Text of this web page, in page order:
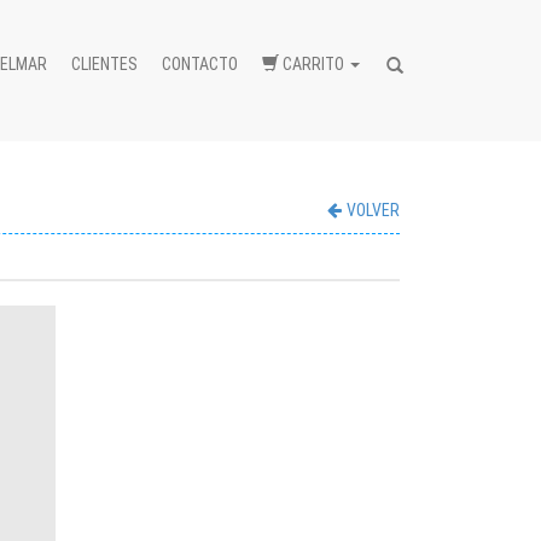
CLIENTES CONTACTO CARRITO
VOLVER